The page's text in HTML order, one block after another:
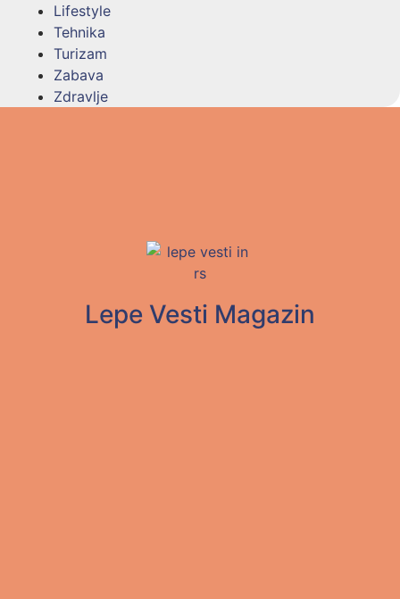
Lifestyle
Tehnika
Turizam
Zabava
Zdravlje
Lepe Vesti Magazin